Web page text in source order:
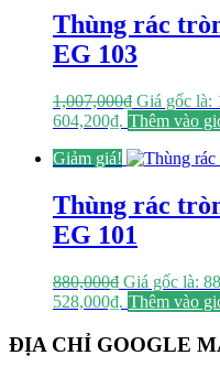
Thùng rác
EG 103
1,007,000₫ Giá gốc là:
604,200₫. Thêm vào
Giảm giá!
Thùng rác
EG 101
880,000₫ Giá gốc là:
528,000₫. Thêm vào
ĐỊA CHỈ GOOGLE